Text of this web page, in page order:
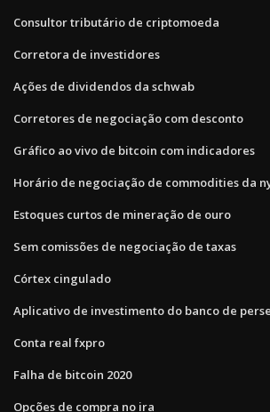
Consultor tributário de criptomoeda
Corretora de investidores
Ações de dividendos da schwab
Corretores de negociação com desconto
Gráfico ao vivo de bitcoin com indicadores
Horário de negociação de commodities da
Estoques curtos de mineração de ouro
Sem comissões de negociação de taxas
Córtex cingulado
Aplicativo de investimento do banco de
Conta real fxpro
Falha de bitcoin 2020
Opções de compra no ira